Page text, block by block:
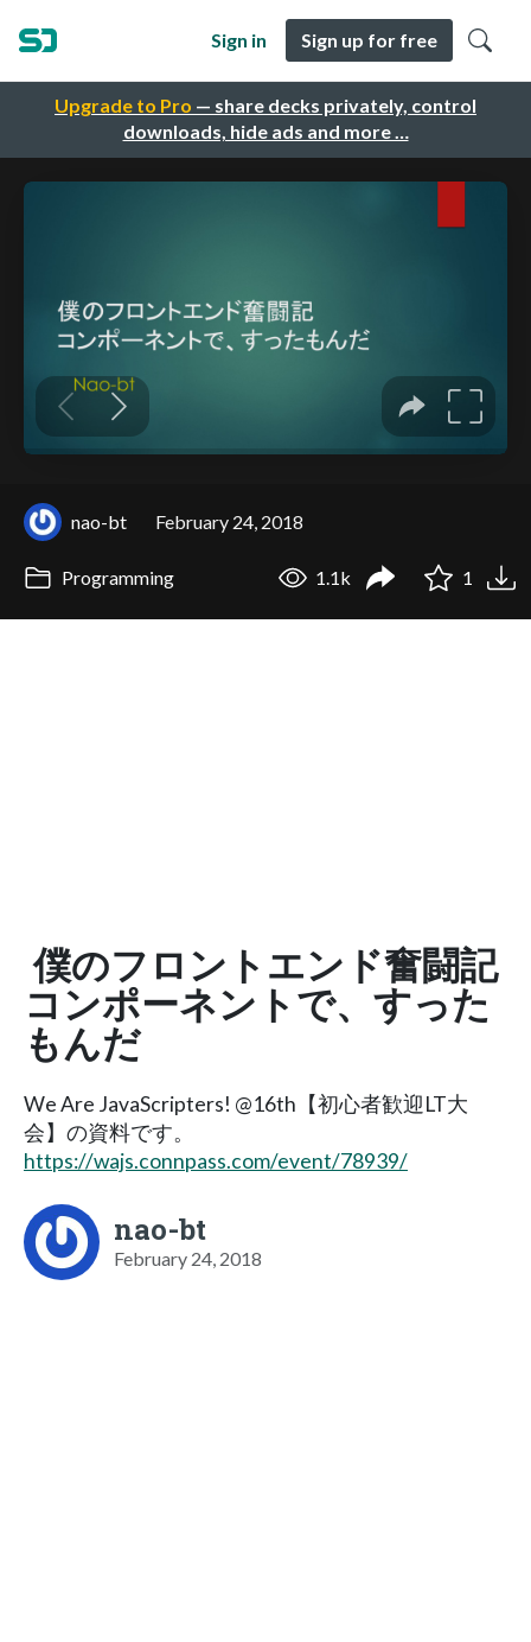
Upgrade to Pro — share decks privately, control
downloads, hide ads and more …
Sign in Sign up for free
nao-bt February 24, 2018
Programming 1.1k 1
僕のフロントエンド奮闘記
コンポーネントで、すった
もんだ
We Are JavaScripters! @16th【初心者歓迎LT大
会】の資料です。
https://wajs.connpass.com/event/78939/
nao-bt
February 24, 2018